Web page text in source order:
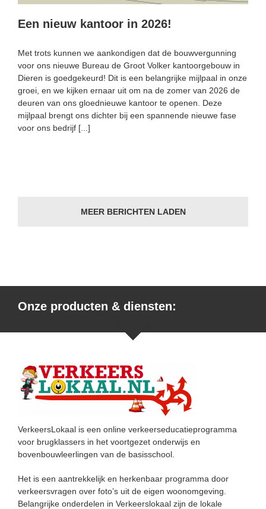
Een nieuw kantoor in 2026!
Met trots kunnen we aankondigen dat de bouwvergunning
voor ons nieuwe Bureau de Groot Volker kantoorgebouw in
Dieren is goedgekeurd! Dit is een belangrijke mijlpaal in onze
groei, en we kijken ernaar uit om na de zomer van 2026 de
deuren van ons gloednieuwe kantoor te openen. Deze
mijlpaal brengt ons dichter bij een spannende nieuwe fase
voor ons bedrijf [...]
MEER BERICHTEN LADEN
Onze producten & diensten:
VerkeersLokaal is een online verkeerseducatieprogramma
voor brugklassers in het voortgezet onderwijs en
bovenbouwleerlingen van de basisschool.
Het is een aantrekkelijk en herkenbaar programma door
verkeersvragen over foto’s uit de eigen woonomgeving.
Belangrijke onderdelen in Verkeerslokaal zijn de lokale